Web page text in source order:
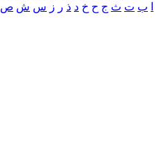
ب ت ث ج ح خ د ذ ر ز س ش ص